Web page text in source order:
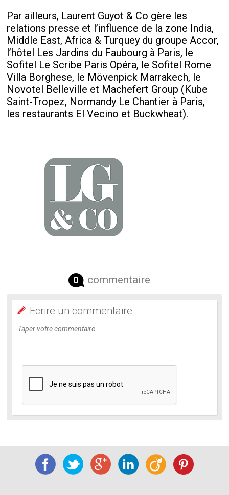
Par ailleurs, Laurent Guyot & Co gère les
relations presse et l’influence de la zone India,
Middle East, Africa & Turquey du groupe Accor,
l’hôtel Les Jardins du Faubourg à Paris, le
Sofitel Le Scribe Paris Opéra, le Sofitel Rome
Villa Borghese, le Mövenpick Marrakech, le
Novotel Belleville et Machefert Group (Kube
Saint-Tropez, Normandy Le Chantier à Paris,
les restaurants El Vecino et Buckwheat).
0 commentaire
Ecrire un commentaire